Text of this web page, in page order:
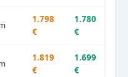
1.798
€
1.780
€
1.819
€
1.699
€